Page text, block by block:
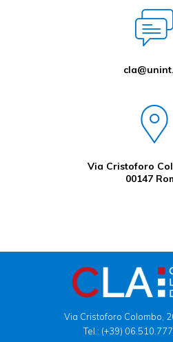
Via Cristoforo
00147
Via Cristoforo Colombo,
Tel.: (+39)